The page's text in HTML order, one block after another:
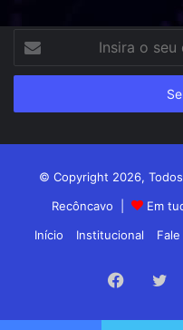
seu
de
© Copyright 2026,
Recôncavo |
Em
Início
Institucional